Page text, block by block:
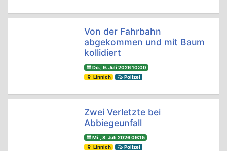
Von der Fahrbahn
abgekommen und mit Baum
kollidiert
Do., 9. Juli 2026 10:00
Linnich
Polizei
Zwei Verletzte bei
Abbiegeunfall
Mi., 8. Juli 2026 09:15
Linnich
Polizei